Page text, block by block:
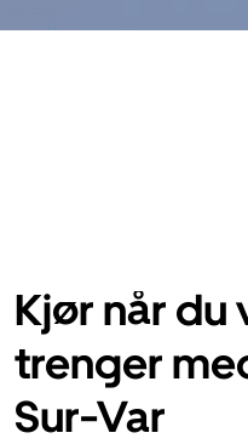
Kjør når du
trenger
Sur-Var